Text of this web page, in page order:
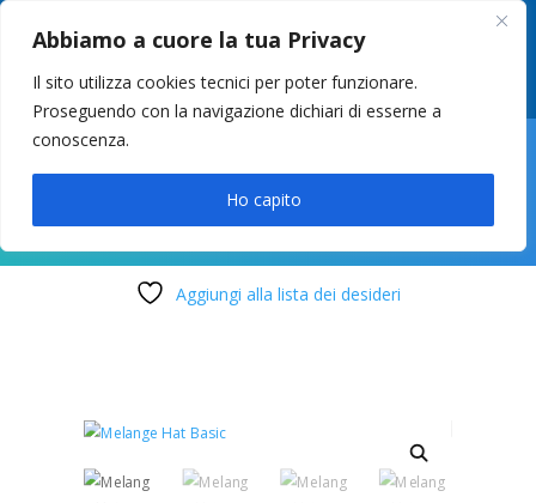
Abbiamo a cuore la tua Privacy
Il sito utilizza cookies tecnici per poter funzionare.
Proseguendo con la navigazione dichiari di esserne a
conoscenza.
Ho capito
049 8627946 –info@cstosetto.it
LUN-VEN 9-12 / 14:30-17
Aggiungi alla lista dei desideri